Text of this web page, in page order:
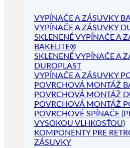
VYPÍNAČE A ZÁSUVKY
VYPÍNAČE A ZÁSUVKY
SKLENENÉ VYPÍNAČE A
BAKELITE®
SKLENENÉ VYPÍNAČE A
DUROPLAST
VYPÍNAČE A ZÁSUVKY
POVRCHOVÁ MONTÁŽ
POVRCHOVÁ MONTÁŽ
POVRCHOVÁ MONTÁŽ
POVRCHOVÉ SPÍNAČE
VYSOKOU VLHKOSŤOU)
KOMPONENTY PRE
ZÁSUVKY